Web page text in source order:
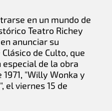
en un mundo de
Teatro Richey
anunciar su
de Culto, que
de la obra
"Willy Wonka y
el viernes 15 de